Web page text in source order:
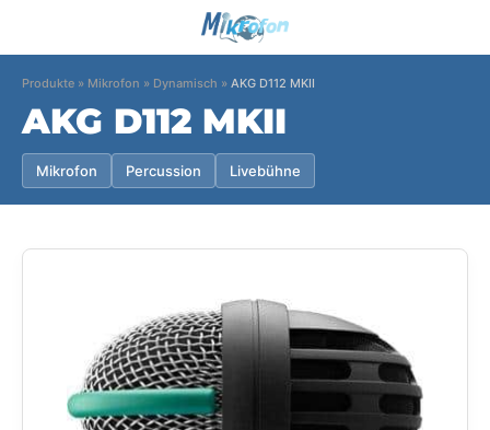
Produkte » Mikrofon » Dynamisch » AKG D112 MKII
AKG D112 MKII
Mikrofon Percussion Livebühne